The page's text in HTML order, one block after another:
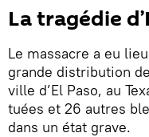
La tragédie
Le massacre a eu
grande distribution
ville d’El Paso, au
tuées et 26 autres
dans un état grave.